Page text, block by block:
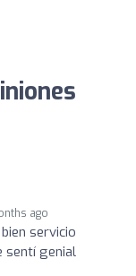
ago
servicio
sentí genial